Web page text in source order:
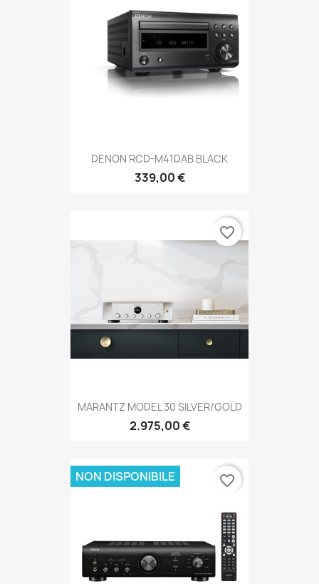
DENON RCD-M41DAB BLACK
339,00 €
MARANTZ MODEL 30 SILVER/GOLD
2.975,00 €
favorite_border
NON DISPONIBILE favorite_border